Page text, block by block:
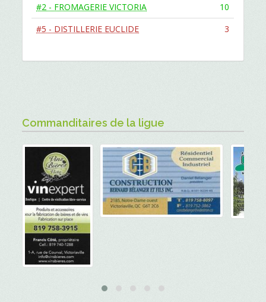
#2 - FROMAGERIE VICTORIA
10
#5 - DISTILLERIE EUCLIDE
3
Commanditaires de la ligue